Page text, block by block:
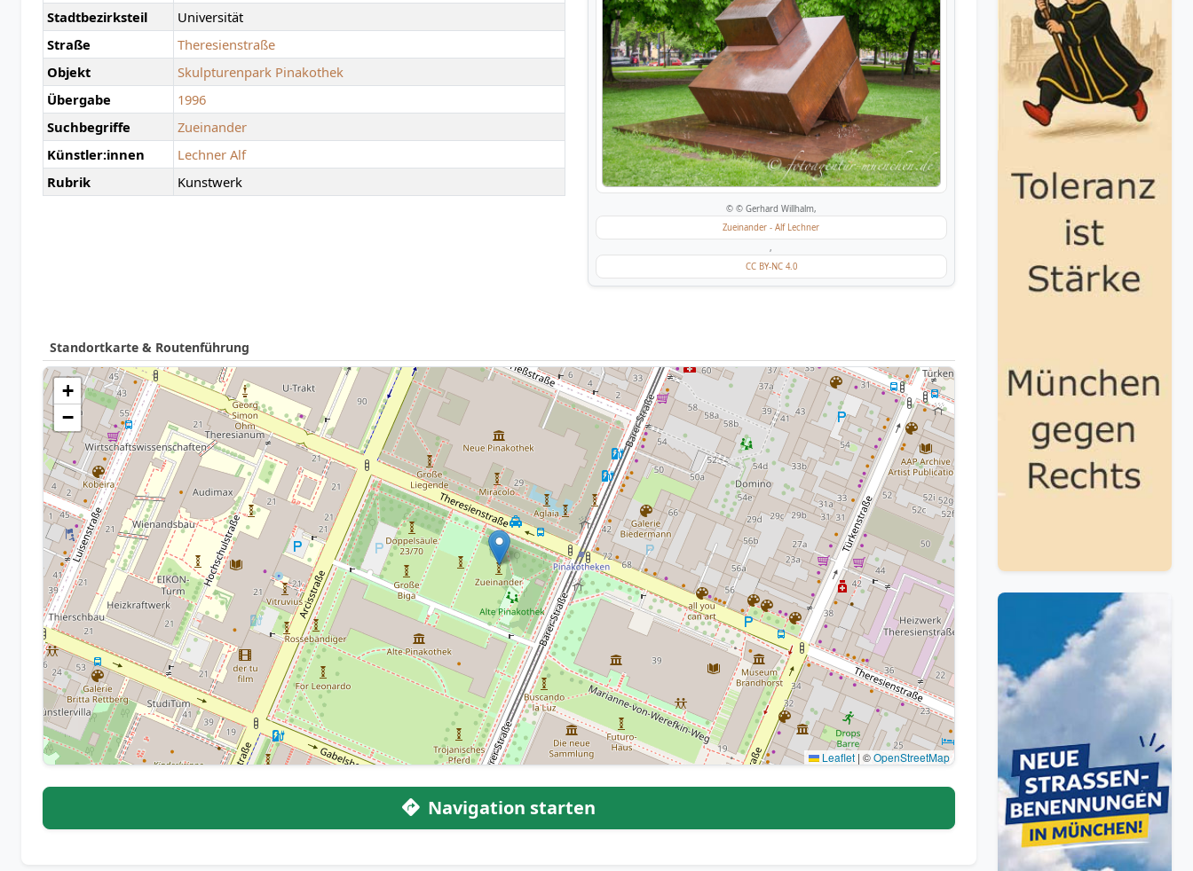
Stadtbezirksteil
Universität
Straße
Theresienstraße
Objekt
Skulpturenpark Pinakothek
Übergabe
1996
Suchbegriffe
Zueinander
Künstler:innen
Lechner Alf
Rubrik
Kunstwerk
© © Gerhard Willhalm,
Zueinander - Alf Lechner
,
CC BY-NC 4.0
Standortkarte & Routenführung
+
−
Leaflet | ©OpenStreetMap
Navigation starten